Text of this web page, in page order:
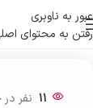
عبور به ناوبری
رفتن به محتوای
خانه/ ذخیره ساز
11 نفر